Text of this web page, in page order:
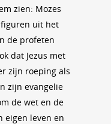
zien: Mozes
uit het
de profeten
dat Jezus met
zijn roeping als
zijn evangelie
de wet en de
eigen leven en